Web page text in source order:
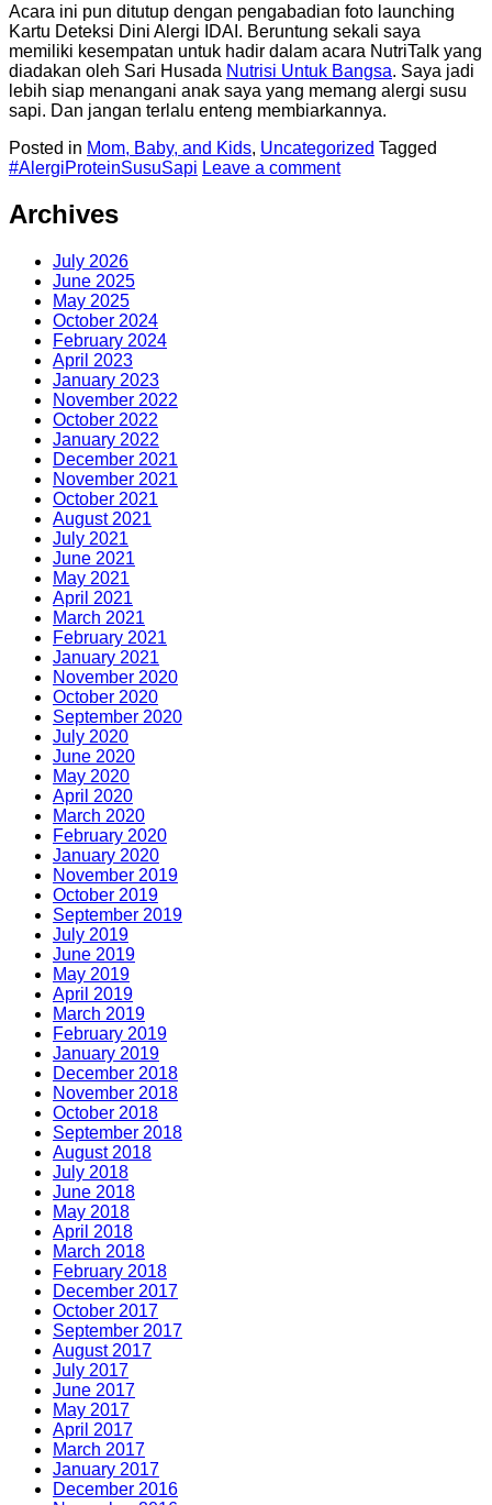
Acara ini pun ditutup dengan pengabadian foto launching
Kartu Deteksi Dini Alergi IDAI. Beruntung sekali saya
memiliki kesempatan untuk hadir dalam acara NutriTalk yang
diadakan oleh Sari Husada Nutrisi Untuk Bangsa. Saya jadi
lebih siap menangani anak saya yang memang alergi susu
sapi. Dan jangan terlalu enteng membiarkannya.
Posted in Mom, Baby, and Kids, Uncategorized Tagged
#AlergiProteinSusuSapi Leave a comment
Archives
July 2026
June 2025
May 2025
October 2024
February 2024
April 2023
January 2023
November 2022
October 2022
January 2022
December 2021
November 2021
October 2021
August 2021
July 2021
June 2021
May 2021
April 2021
March 2021
February 2021
January 2021
November 2020
October 2020
September 2020
July 2020
June 2020
May 2020
April 2020
March 2020
February 2020
January 2020
November 2019
October 2019
September 2019
July 2019
June 2019
May 2019
April 2019
March 2019
February 2019
January 2019
December 2018
November 2018
October 2018
September 2018
August 2018
July 2018
June 2018
May 2018
April 2018
March 2018
February 2018
December 2017
October 2017
September 2017
August 2017
July 2017
June 2017
May 2017
April 2017
March 2017
January 2017
December 2016